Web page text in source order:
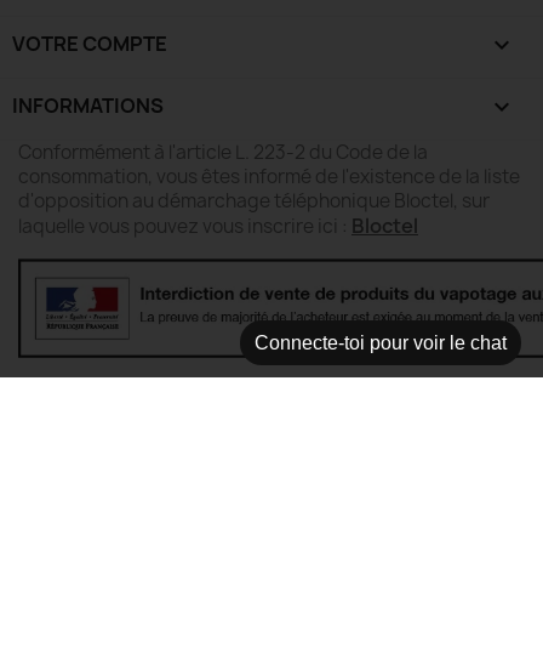
Connecte-toi pour voir le chat
VOTRE COMPTE 
INFORMATIONS keyboard_arrow_down
Conformément à l'article L. 223-2 du Code de la
consommation, vous êtes informé de l'existence de la liste
d'opposition au démarchage téléphonique Bloctel, sur
laquelle vous pouvez vous inscrire ici : Bloctel